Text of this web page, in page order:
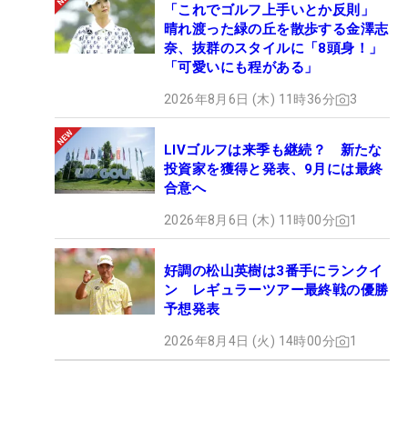
「これでゴルフ上手いとか反則」
晴れ渡った緑の丘を散歩する金澤志
奈、抜群のスタイルに「8頭身！」
「可愛いにも程がある」
2026年8月6日 (木) 11時36分 3
LIVゴルフは来季も継続？ 新たな
投資家を獲得と発表、9月には最終
合意へ
2026年8月6日 (木) 11時00分 1
好調の松山英樹は3番手にランクイ
ン レギュラーツアー最終戦の優勝
予想発表
2026年8月4日 (火) 14時00分 1